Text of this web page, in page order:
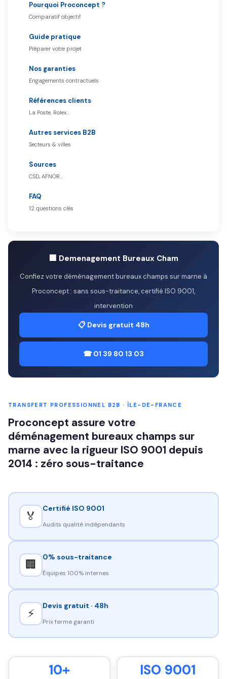
Pourquoi Proconcept ?
Comparatif objectif
Guide pratique
Préparer votre projet
Nos garanties
Engagements contractuels
Références clients
La Poste, Rolex…
Autres services B2B
Secteurs & villes
Sources
CSD, AFNOR…
FAQ
12 questions clés
🏢 Demenagement Bureaux Cham
Confiez votre déménagement bureaux champs sur marne à
Proconcept : sans sous-traitance, certifié ISO 9001,
intervention
📋 Devis gratuit 48h
☎ 01 39 80 13 03
TRANSFERT PROFESSIONNEL B2B · ÎLE-DE-FRANCE
Proconcept assure votre
déménagement bureaux champs sur
marne avec la rigueur ISO 9001 depuis
2014 : zéro sous-traitance
🏅
Certifié ISO 9001
Audits qualité indépendants
🏢
0% sous-traitance
Équipes 100% internes
⚡
Devis gratuit · 48h
Prix ferme garanti
10+ ISO 9001